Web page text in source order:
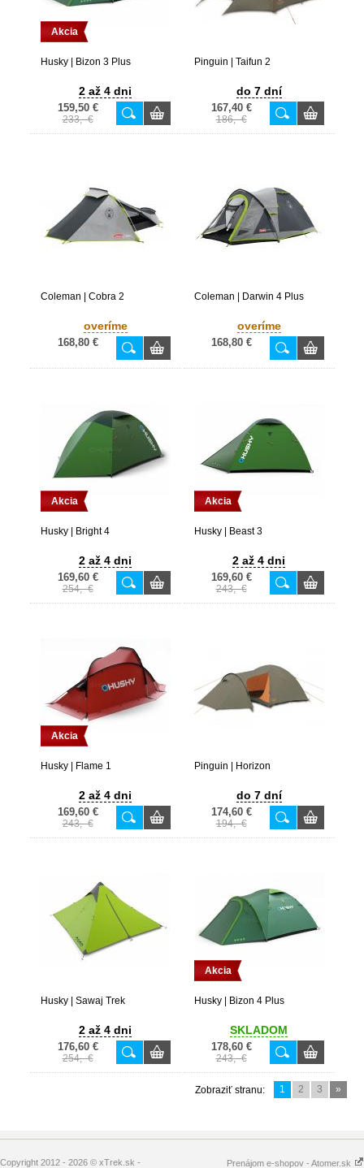
Akcia
Husky | Bizon 3 Plus
2 až 4 dni
159,50 €
233,- €
Pinguin | Taifun 2
do 7 dní
167,40 €
186,- €
Coleman | Cobra 2
overíme
168,80 €
Coleman | Darwin 4 Plus
overíme
168,80 €
Akcia
Husky | Bright 4
2 až 4 dni
169,60 €
254,- €
Akcia
Husky | Beast 3
2 až 4 dni
169,60 €
243,- €
Akcia
Husky | Flame 1
2 až 4 dni
169,60 €
243,- €
Pinguin | Horizon
do 7 dní
174,60 €
194,- €
Husky | Sawaj Trek
2 až 4 dni
176,60 €
254,- €
Akcia
Husky | Bizon 4 Plus
SKLADOM
178,60 €
243,- €
Zobraziť stranu: 1 2 3 »
Copyright 2012 - 2026 © xTrek.sk - Prenájom e-shopov - Atomer.sk